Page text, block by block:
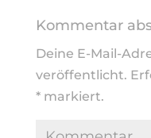
Kommentar
Deine E-Mail-
veröffentlicht.
*markiert.